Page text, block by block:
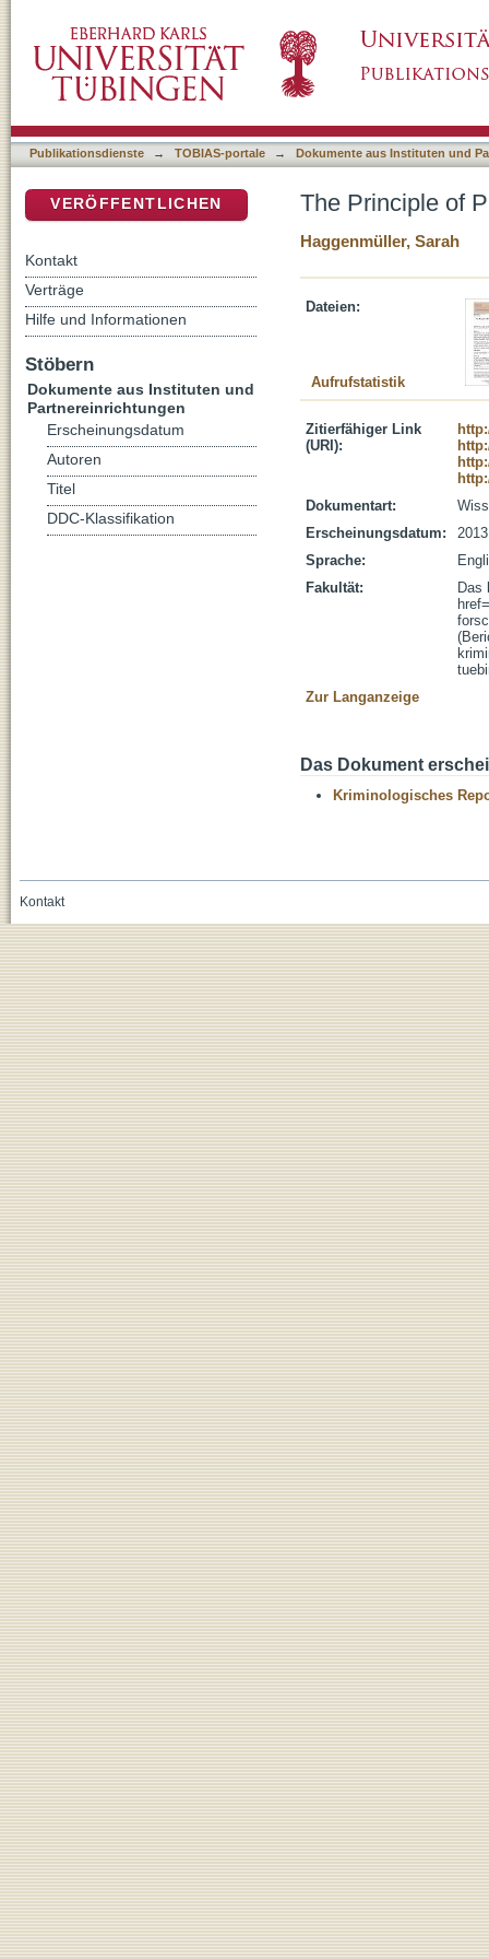
Publikationsdienste → TOBIAS-portale → Dokumente aus Instituten und
The Principle of
Haggenmüller, Sarah
Dateien:
Aufrufstatistik
Zitierfähiger Link
(URI):
Dokumentart:
Erscheinungsdatum:
2013
Sprache:
Fakultät:
Das
Zur Langanzeige
Das Dokument
Kriminologisches
VERÖFFENTLICHEN
Kontakt
Verträge
Hilfe und Informationen
Stöbern
Dokumente aus Instituten und
Partnereinrichtungen
Erscheinungsdatum
Autoren
Titel
DDC-Klassifikation
Kontakt